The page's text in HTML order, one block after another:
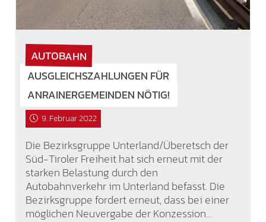
AUTOBAHN
AUSGLEICHSZAHLUNGEN FÜR
ANRAINERGEMEINDEN NÖTIG!
9. Februar 2022
Die Bezirksgruppe Unterland/Überetsch der
Süd-Tiroler Freiheit hat sich erneut mit der
starken Belastung durch den
Autobahnverkehr im Unterland befasst. Die
Bezirksgruppe fordert erneut, dass bei einer
möglichen Neuvergabe der Konzession…